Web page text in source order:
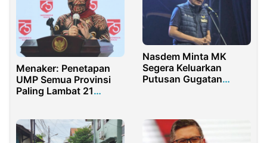
Menaker: Penetapan
UMP Semua Provinsi
Paling Lambat 21
Nasdem Minta MK
Segera Keluarkan
Putusan Gugatan